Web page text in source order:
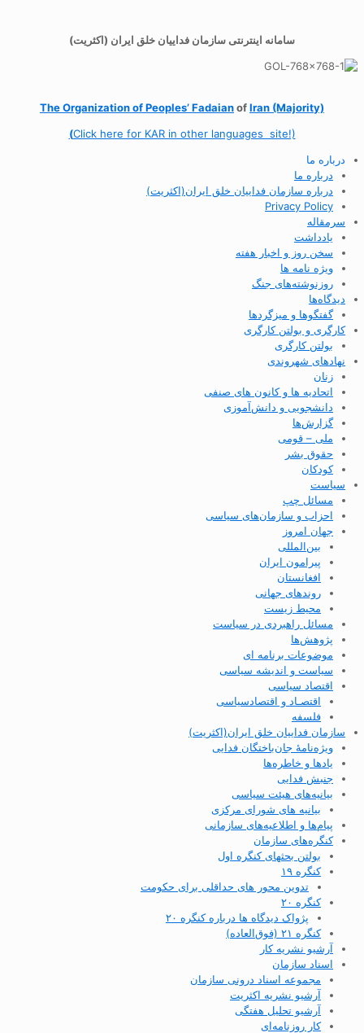
سامانه اینترنتی سازمان فداییان خلق ایران (اکثریت)
The Organization ofPeoples’ FadaianofIran (Majority)
(Click here for KAR in other languages site!)
درباره ما
درباره ما
درباره سازمان فداییان خلق ایران(اکثریت)
Privacy Policy
سرمقاله
یادداشت
سخن روز و اخبار هفته
ویژه نامه ها
روزنوشته‌های جنگ
دیدگاه‌ها
گفتگوها و میزگردها
کارگری و بولتن کارگری
بولتن کارگری
نهادهای شهروندی
زنان
اتحادیه ها و کانون های صنفی
دانشجویی و دانش‌آموزی
گزارش‌ها
ملی – قومی
حقوق بشر
کودکان
سیاست
مسائل چپ
احزاب و سازمان‌های سیاسی
جهان امروز
بین‌المللی
پیرامون ایران
افغانستان
روندهای جهانی
محیط زیست
مسائل راهبردی در سیاست
پژوهش‌ها
موضوعات برنامه ای
سیاست و اندیشه سیاسی
اقتصاد سیاسی
اقتصـاد و اقتصاد‌سیاسی
فلسفه
سازمان فداییان خلق ایران(اکثریت)
ویژه‌نامهٔ جان‌باختگان فدایی
یادها و خاطره‌ها
جنبش فدایی
بیانیه‌های هیئت سیاسی
بیانیه های شورای مرکزی
پیام‌ها و اطلاعیه‌های سازمانی
کنگره‌های سازمان
بولتن بحثهای کنگره اول
کنگره ۱۹
تدوین محور های حداقلی برای حکومت
کنگره ۲۰
پژواک دیدگاه ها درباره کنگره ۲۰
کنگره ۲۱ (فوق‌العاده)
آرشیو نشریه کار
اسناد سازمان
مجموعه اسناد درونی سازمان
آرشیو نشریه اکثریت
آرشیو تحلیل هفتگی
کار روزنامه‌ای